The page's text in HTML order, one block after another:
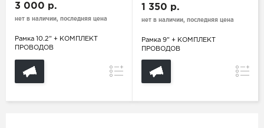
3 000 р.
нет в наличии, последняя цена
Рамка 10.2" + КОМПЛЕКТ
ПРОВОДОВ
Сравнение
1 350 р.
нет в наличии, последняя цена
Рамка 9" + КОМПЛЕКТ
ПРОВОДОВ